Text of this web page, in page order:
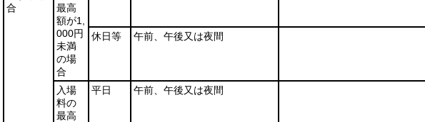
合
最高
額が1,
000円
未満
の場
合
休日等 午前、午後又は夜間
入場
料の
最高
平日 午前、午後又は夜間